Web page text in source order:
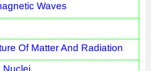
Waves
Of Matter And Radiation
Nuclei